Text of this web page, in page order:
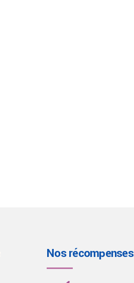
Nos récompenses